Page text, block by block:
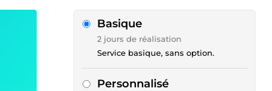
Basique
2 jours de réalisation
Service basique, sans option.
Personnalisé